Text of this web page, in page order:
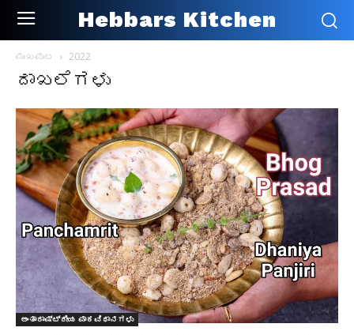
Hebbars Kitchen
ಮುಖಪುಟ 2022
ದಾಖಲೆಗಳು
ಅಂತಾರಾಷ್ಟ್ರೀಯ ಪಾಕವಿಧಾನಗಳು